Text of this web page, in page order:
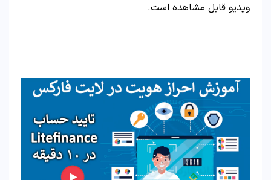
ویدیو قابل مشاهده است.